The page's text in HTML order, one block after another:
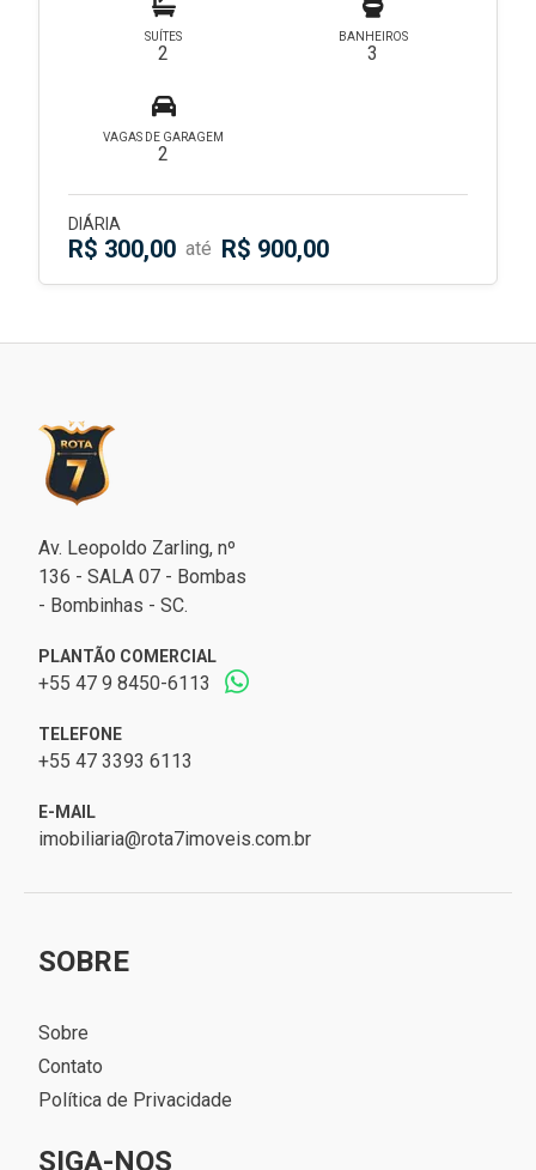
SUÍTES
2
BANHEIROS
3
VAGAS DE GARAGEM
2
DIÁRIA
R$ 300,00 até R$ 900,00
Av. Leopoldo Zarling, nº
136 - SALA 07 - Bombas
- Bombinhas - SC.
PLANTÃO COMERCIAL
+55 47 9 8450-6113
TELEFONE
+55 47 3393 6113
E-MAIL
imobiliaria@rota7imoveis.com.br
SOBRE
Sobre
Contato
Política de Privacidade
SIGA-NOS